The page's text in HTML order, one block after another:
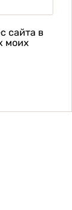
сайта в
моих